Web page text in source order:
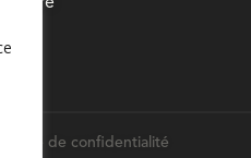
de confidentialité